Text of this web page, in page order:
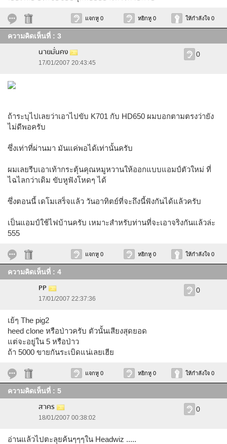
แจกหู 0 หยิกหู 0 ให้กำลังใจ 0
ความคิดเห็นที่ : 3
นายมั่นคง
17/01/2007 20:43:45
0
ถ้าระบุไปเลยว่าเอาไปขับ K701 กับ HD650 ผมบอกตามตรงว่ายัง
ไม่ดีพอครับ
ซึ่งเท่าที่ผ่านมา มันแค่พอได้เท่านั้นครับ
ผมเลยรีบเอาเท้ากระตุ้นคุณหมูหวานให้ออกแบบแอมป์ตัวใหม่ ที่
ไฉไลกว่าเดิม ขับหูฟังโหดๆ ได้
ซึ่งตอนนี้ เดโมเสร็จแล้ว วันอาทิตย์ที่จะถึงนี้ฟังกันได้แล้วครับ
เป็นแอมป์ใช้ไฟบ้านครับ เหมาะสำหรับท่านที่จะเอาจริงกันแล้วล่ะ
555
แจกหู 0 หยิกหู 0 ให้กำลังใจ 0
ความคิดเห็นที่ : 4
PP
17/01/2007 22:37:36
0
เย้ๆ The pig2
heed clone หรือป่าวครับ ตัวนั้นเสียงสุดยอด
แต่จะอยู่ใน 5 หรือป่าว
ถ้า 5000 ขายกันระเบิดแน่เลยเฮีย
แจกหู 0 หยิกหู 0 ให้กำลังใจ 0
ความคิดเห็นที่ : 5
สาคร
18/01/2007 00:38:02
0
อ่านแล้วไปตะลุยค้นๆๆๆใน Headwiz .....